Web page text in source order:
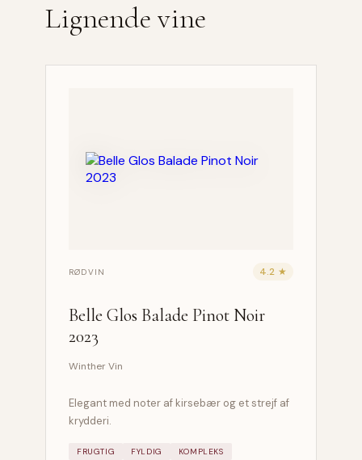
Lignende vine
RØDVIN 4.2 ★
Belle Glos Balade Pinot Noir
2023
Winther Vin
Elegant med noter af kirsebær og et strejf af
krydderi.
FRUGTIG FYLDIG KOMPLEKS